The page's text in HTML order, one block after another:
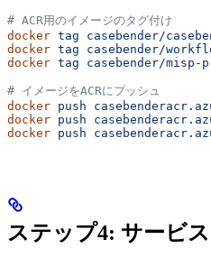
# ACR用のイメージのタグ付け
docker tag casebender/
docker tag casebender/
docker tag casebender/
# イメージをACRにプッシュ
docker push
docker push
docker push
ステップ4: サービ